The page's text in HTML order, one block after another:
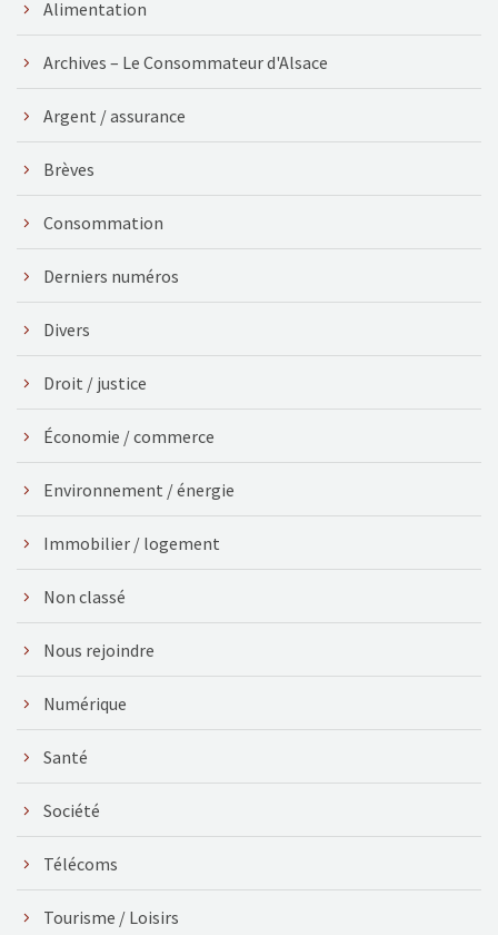
Alimentation
Archives – Le Consommateur d'Alsace
Argent / assurance
Brèves
Consommation
Derniers numéros
Divers
Droit / justice
Économie / commerce
Environnement / énergie
Immobilier / logement
Non classé
Nous rejoindre
Numérique
Santé
Société
Télécoms
Tourisme / Loisirs